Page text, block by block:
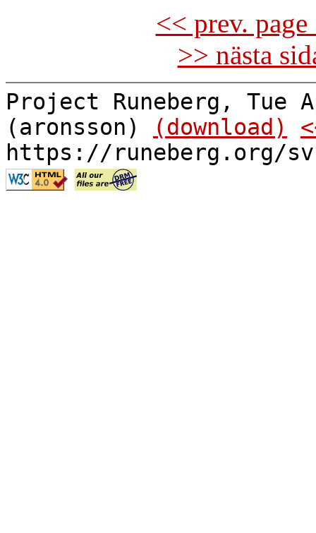
<< prev.
>> nästa
Project Runeberg, Tue
(aronsson)
(download)
https://runeberg.org/